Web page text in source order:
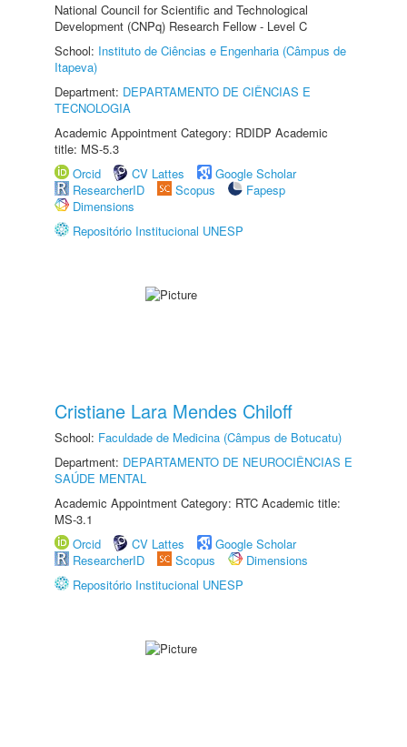
National Council for Scientific and Technological
Development (CNPq) Research Fellow - Level C
School: Instituto de Ciências e Engenharia (Câmpus de
Itapeva)
Department: DEPARTAMENTO DE CIÊNCIAS E
TECNOLOGIA
Academic Appointment Category: RDIDP Academic
title: MS-5.3
Orcid
CV Lattes
Google Scholar
ResearcherID
Scopus
Fapesp
Dimensions
Repositório Institucional UNESP
Cristiane Lara Mendes Chiloff
School: Faculdade de Medicina (Câmpus de Botucatu)
Department: DEPARTAMENTO DE NEUROCIÊNCIAS E
SAÚDE MENTAL
Academic Appointment Category: RTC Academic title:
MS-3.1
Orcid
CV Lattes
Google Scholar
ResearcherID
Scopus
Dimensions
Repositório Institucional UNESP